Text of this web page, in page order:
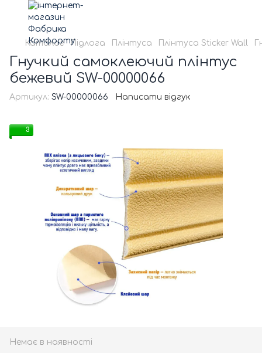
Каталог Підлога Плінтуса Плінтуса Sticker Wall
Гнучкий самоклеючий плінтус
бежевий SW-00000066
Артикул: SW-00000066 Написати відгук
3
Немає в наявності